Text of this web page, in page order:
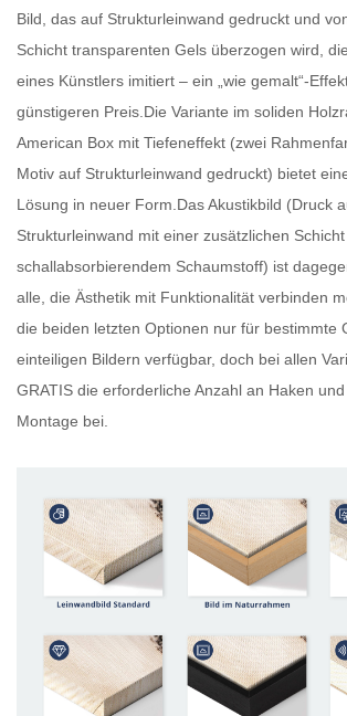
Bild, das auf Strukturleinwand gedruckt und
Schicht transparenten Gels überzogen wird,
eines Künstlers imitiert – ein „wie gemalt“-
günstigeren Preis.Die Variante im soliden
American Box mit Tiefeneffekt (zwei
Motiv auf Strukturleinwand gedruckt) bietet
Lösung in neuer Form.Das Akustikbild (Druck
Strukturleinwand mit einer zusätzlichen Schicht
schallabsorbierendem Schaumstoff) ist
alle, die Ästhetik mit Funktionalität verbinden
die beiden letzten Optionen nur für bestimmte
einteiligen Bildern verfügbar, doch bei allen
GRATIS die erforderliche Anzahl an Haken
Montage bei.